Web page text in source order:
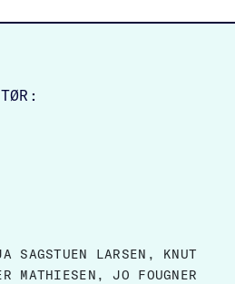
SAGSTUEN LARSEN, KNUT
MATHIESEN, JO FOUGNER